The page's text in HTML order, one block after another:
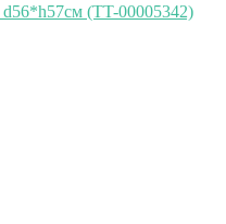
(TT-00005342)